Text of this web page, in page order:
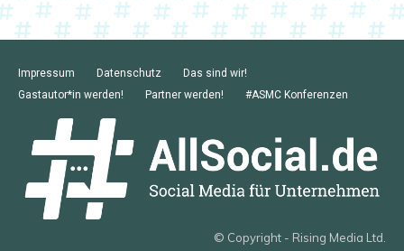
Impressum Datenschutz
Das sind wir!
Gastautor*in werden!
Partner werden! #ASMC Konferenzen
© Copyright - Rising Media Ltd.